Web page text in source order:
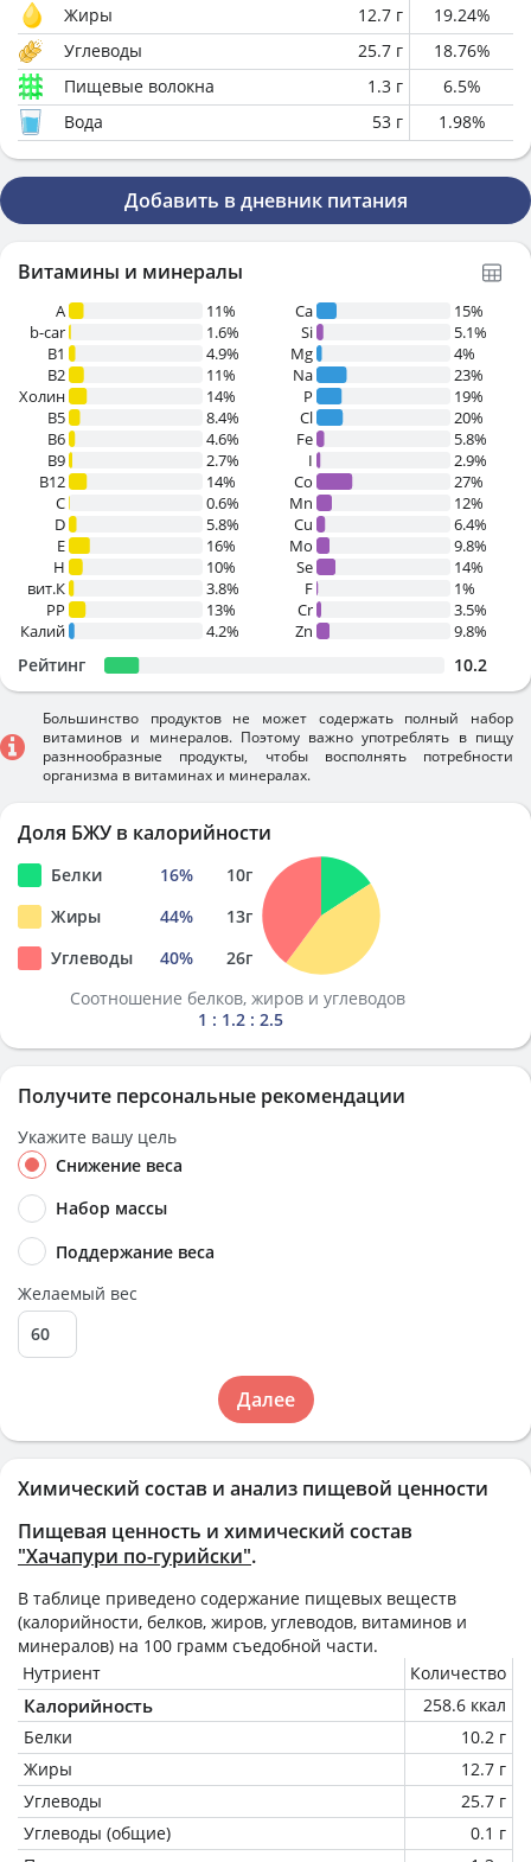
Химический состав и анализ пищевой ценности
Пищевая ценность и химический состав
"Хачапури по-гурийски".
В таблице приведено содержание пищевых веществ
(калорийности, белков, жиров, углеводов, витаминов и
минералов) на 100 грамм съедобной части.
Нутриент
Количество
Калорийность
258.6 ккал
Белки
10.2 г
Жиры
12.7 г
Углеводы
25.7 г
Углеводы (общие)
0.1 г
Жиры
12.7 г 19.24%
Углеводы
25.7 г 18.76%
Пищевые волокна
1.3 г 6.5%
Вода
53 г 1.98%
Добавить в дневник питания
Витамины и минералы
A
11%
b-car
1.6%
В1
4.9%
B2
11%
Холин
14%
B5
8.4%
B6
4.6%
B9
2.7%
B12
14%
C
0.6%
D
5.8%
E
16%
H
10%
вит.К
3.8%
PP
13%
Калий
4.2%
Ca
15%
Si
5.1%
Mg
4%
Na
23%
P
19%
Cl
20%
Fe
5.8%
I
2.9%
Co
27%
Mn
12%
Cu
6.4%
Mo
9.8%
Se
14%
F
1%
Cr
3.5%
Zn
9.8%
Рейтинг 10.2
Большинство продуктов не может содержать полный набор
витаминов и минералов. Поэтому важно употреблять в пищу
разннообразные продукты, чтобы восполнять потребности
организма в витаминах и минералах.
Доля БЖУ в калорийности
Белки 16% 10г
Жиры
44% 13г
Углеводы
40% 26г
Соотношение белков, жиров и углеводов
1 : 1.2 : 2.5
Получите персональные рекомендации
Укажите вашу цель
Снижение веса
Набор массы
Поддержание веса
Желаемый вес
Далее